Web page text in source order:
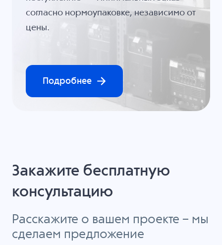
согласно нормоупаковке, независимо от
цены.
Подробнее
Закажите бесплатную
консультацию
Расскажите о вашем проекте – мы
сделаем предложение